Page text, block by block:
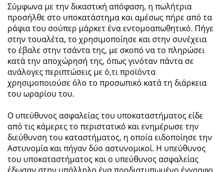
Σύμφωνα με την δικαστική απόφαση, η πωλήτρια
προσήλθε στο υποκατάστημα και αμέσως πήρε από τα
ράφια του σούπερ μάρκετ ένα εντομοαπωθητικό. Πήγε
στην τουαλέτα, το χρησιμοποίησε και στην συνέχεια
το έβαλε στην τσάντα της, με σκοπό να το πληρώσει
κατά την αποχώρησή της, όπως γινόταν πάντα σε
ανάλογες περιπτώσεις με ό,τι προϊόντα
χρησιμοποιούσε όλο το προσωπικό κατά τη διάρκεια
του ωραρίου του.
Ο υπεύθυνος ασφαλείας του υποκαταστήματος είδε
από τις κάμερες το περιστατικό και ενημέρωσε την
διεύθυνση του καταστήματος, η οποία ειδοποίησε την
Αστυνομία και πήγαν δύο αστυνομικοί. Η υπεύθυνος
του υποκαταστήματος και ο υπεύθυνος ασφαλείας